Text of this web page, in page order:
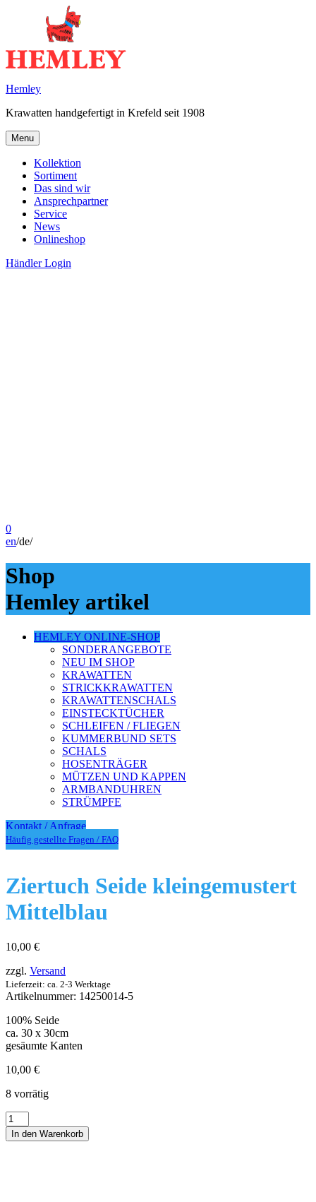
Hemley
Krawatten handgefertigt in Krefeld seit 1908
Menu
Kollektion
Sortiment
Das sind wir
Ansprechpartner
Service
News
Onlineshop
Händler Login
0
en/de/
Shop
Hemley artikel
HEMLEY ONLINE-SHOP
SONDERANGEBOTE
NEU IM SHOP
KRAWATTEN
STRICKKRAWATTEN
KRAWATTENSCHALS
EINSTECKTÜCHER
SCHLEIFEN / FLIEGEN
KUMMERBUND SETS
SCHALS
HOSENTRÄGER
MÜTZEN UND KAPPEN
ARMBANDUHREN
STRÜMPFE
Kontakt / Anfrage
Häufig gestellte Fragen / FAQ
Ziertuch Seide kleingemustert
Mittelblau
10,00 €
zzgl. Versand
Lieferzeit: ca. 2-3 Werktage
Artikelnummer: 14250014-5
100% Seide
ca. 30 x 30cm
gesäumte Kanten
10,00 €
8 vorrätig
Ziertuch
Seide
kleingemustert
In den Warenkorb